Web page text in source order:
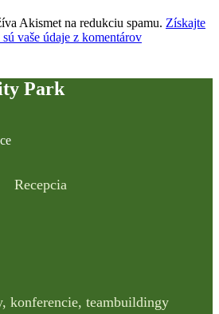
Akismet na redukciu spamu. Získajte
vaše údaje z komentárov
Park
Recepcia
konferencie, teambuildingy